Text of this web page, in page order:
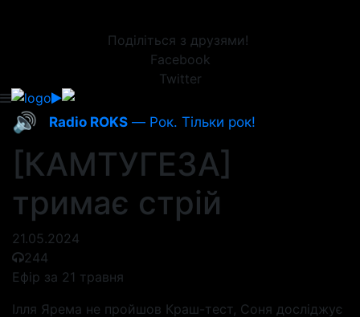
Поділіться з друзями!
Facebook
Twitter
🔊 Radio ROKS — Рок. Тільки рок!
[КАМТУГЕЗА]
тримає стрій
21.05.2024
244
Ефір за 21 травня
Ілля Ярема не пройшов Краш-тест, Соня досліджує